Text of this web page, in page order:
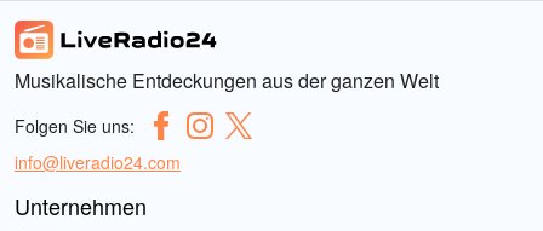
Musikalische Entdeckungen aus der ganzen Welt
Folgen Sie uns:
info@liveradio24.com
Unternehmen